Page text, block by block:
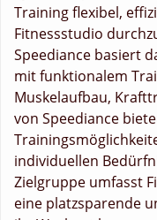
Training flexibel,
Fitnessstudio
Speediance basiert
mit funktionalem
Muskelaufbau,
von Speediance
individuellen
Zielgruppe umfasst
eine platzsparende